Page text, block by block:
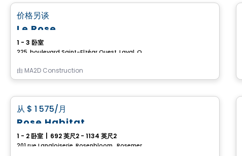
价格另谈
Le Rose
1 - 3 卧室
由 MA2D Construction
公寓
从 $ 1 575/月
Rose Habitat
1 - 2 卧室 692 英尺2 - 1134 英尺2